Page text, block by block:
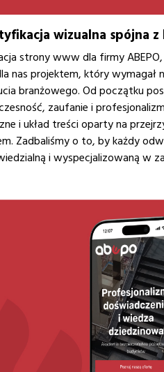
wizualna spójna
strony www dla firmy
nas projektem, który
branżowego. Od początku
zaufanie i
i układ treści oparty na
Zadbaliśmy o to, by każdy
i wyspecjalizowaną w